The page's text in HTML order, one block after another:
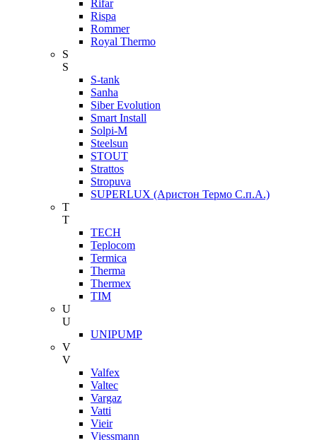
Rifar
Rispa
Rommer
Royal Thermo
S
S
S-tank
Sanha
Siber Evolution
Smart Install
Solpi-M
Steelsun
STOUT
Strattos
Stropuva
SUPERLUX (Аристон Термо С.п.А.)
T
T
TECH
Teplocom
Termica
Therma
Thermex
TIM
U
U
UNIPUMP
V
V
Valfex
Valtec
Vargaz
Vatti
Vieir
Viessmann